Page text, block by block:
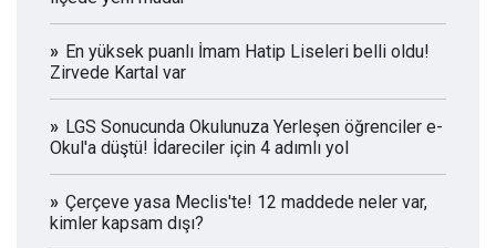
En yüksek puanlı İmam Hatip Liseleri belli oldu!
Zirvede Kartal var
LGS Sonucunda Okulunuza Yerleşen öğrenciler e-
Okul'a düştü! İdareciler için 4 adımlı yol
Çerçeve yasa Meclis'te! 12 maddede neler var,
kimler kapsam dışı?